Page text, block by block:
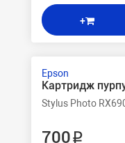
+
Epson
Картридж
Stylus Photo
700 ₽